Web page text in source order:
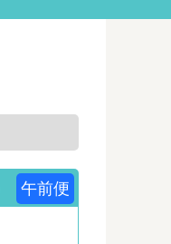
午前便